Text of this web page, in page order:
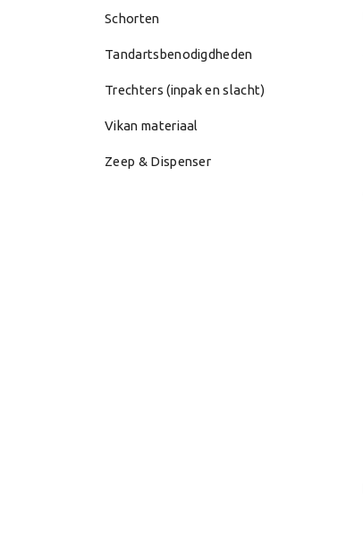
Schorten
Tandartsbenodigdheden
Trechters (inpak en slacht)
Vikan materiaal
Zeep & Dispenser